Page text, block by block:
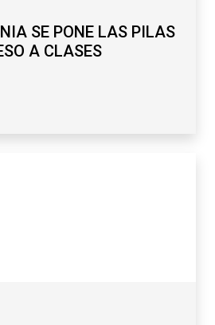
SE PONE LAS PILAS
A CLASES